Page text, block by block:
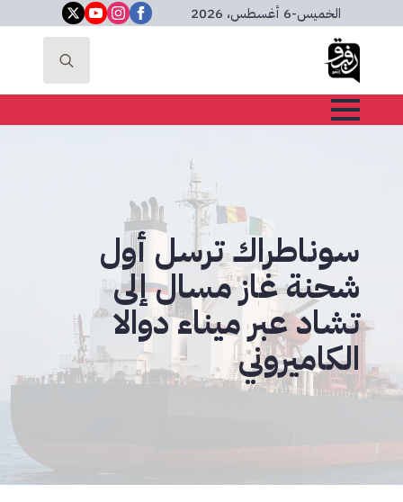
الخميس-6 أغسطس، 2026
Search
سوناطراك ترسل أول
شحنة غاز مسال إلى
تشاد عبر ميناء دوالا
الكاميروني